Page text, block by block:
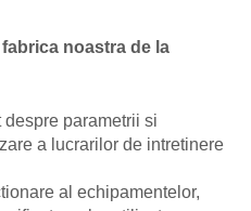
noastra de la
despre parametrii si
a lucrarilor de intretinere
al echipamentelor,